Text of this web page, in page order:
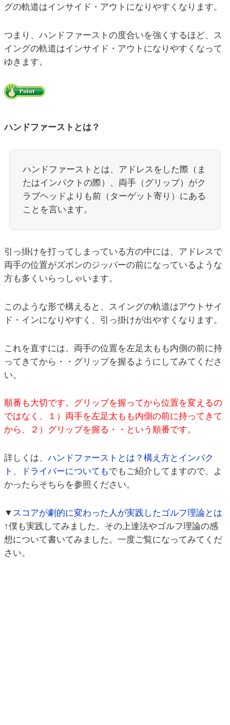
グの軌道はインサイド・アウトになりやすくなります。
つまり、ハンドファーストの度合いを強くするほど、ス
イングの軌道はインサイド・アウトになりやすくなって
ゆきます。
ハンドファーストとは？
ハンドファーストとは、アドレスをした際（ま
たはインパクトの際）、両手（グリップ）がク
ラブヘッドよりも前（ターゲット寄り）にある
ことを言います。
引っ掛けを打ってしまっている方の中には、アドレスで
両手の位置がズボンのジッパーの前になっているような
方も多くいらっしゃいます。
このような形で構えると、スイングの軌道はアウトサイ
ド・インになりやすく、引っ掛けが出やすくなります。
これを直すには、両手の位置を左足太もも内側の前に持
ってきてから・・グリップを握るようにしてみてくださ
い。
順番も大切です。グリップを握ってから位置を変えるの
ではなく、１）両手を左足太もも内側の前に持ってきて
から、２）グリップを握る・・という順番です。
詳しくは、 ハンドファーストとは？構え方とインパク
ト、ドライバーについてもでもご紹介してますので、よ
かったらそちらを参照ください。
▼ スコアが劇的に変わった人が実践したゴルフ理論とは
↑僕も実践してみました。その上達法やゴルフ理論の感
想について書いてみました。一度ご覧になってみてくだ
さい。